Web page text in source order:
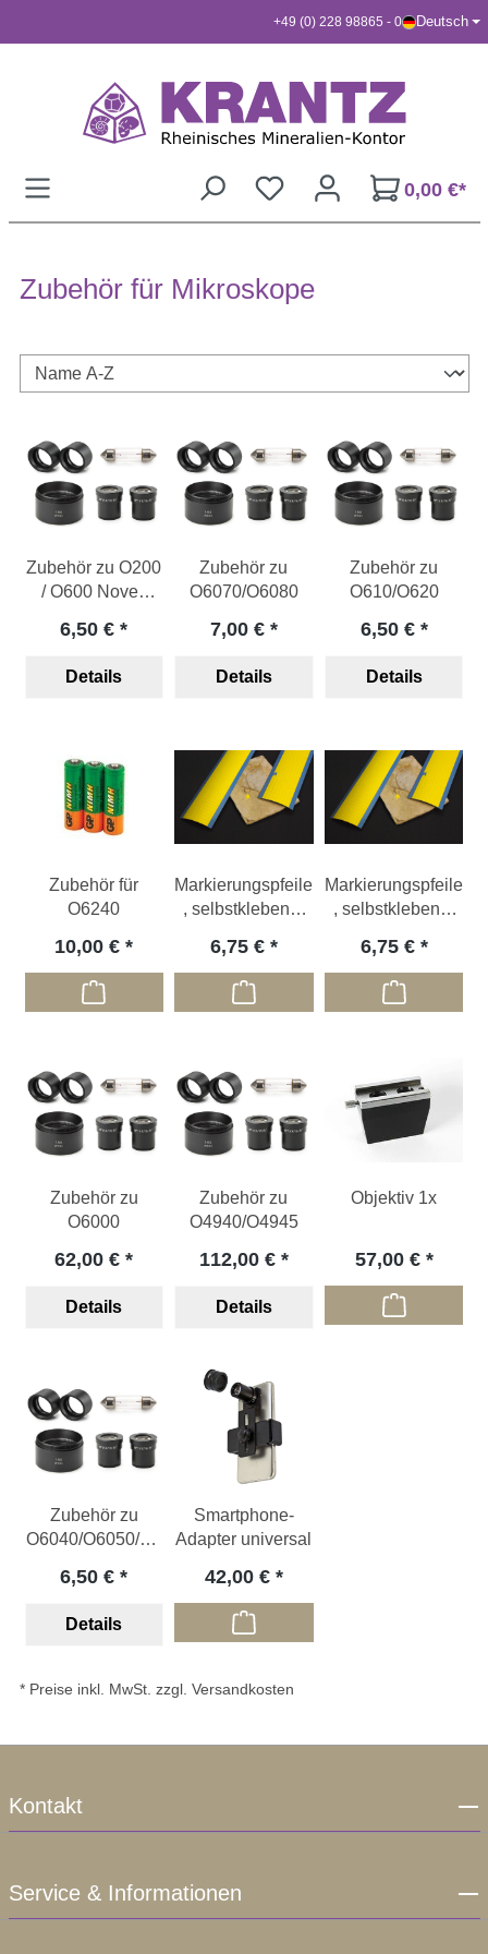
+49 (0) 228 98865 - 0 Deutsch
0,00 €*
Zubehör für Mikroskope
Zubehör zu O200
/ O600 Novex
"AP-5" & "AP-8"
6,50 €
Details
Zubehör zu
O6070/O6080
7,00 €
Details
Zubehör zu
O610/O620
6,50 €
Details
Zubehör für
O6240
10,00 €
Markierungspfeile
, selbstklebend,
6,75 €
Markierungspfeile
, selbstklebend,
6,75 €
Zubehör zu
O6000
62,00 €
Details
Zubehör zu
O4940/O4945
112,00 €
Details
Objektiv 1x
57,00 €
Zubehör zu
O6040/O6050/O6
6,50 €
Details
Smartphone-
Adapter universal
42,00 €
* Preise inkl. MwSt. zzgl. Versandkosten
Kontakt
Service & Informationen